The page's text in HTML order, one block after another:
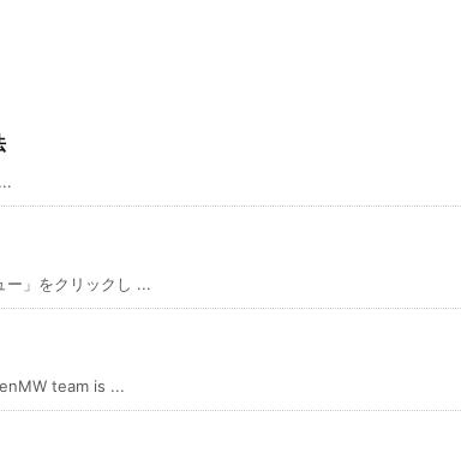
ー」をクリックし ...
team is ...